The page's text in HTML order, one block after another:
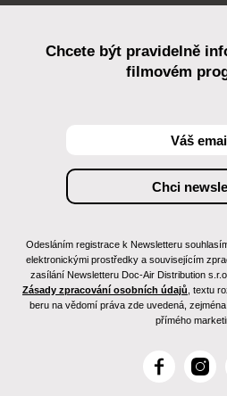
Chcete být pravidelně
filmovém
Odesláním registrace k Newsletteru
elektronickými prostředky a souvisejícím
zasílání Newsletteru Doc-Air Distribution
Zásady zpracování osobních údajů , textu
beru na vědomí práva zde uvedená,
přímého
F
I